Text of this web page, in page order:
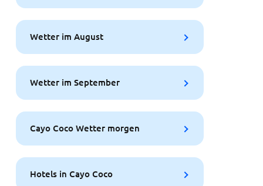
Wetter im August
Wetter im September
Cayo Coco Wetter morgen
Hotels in Cayo Coco